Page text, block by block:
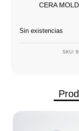
CERA
Sin existencias
SKU: